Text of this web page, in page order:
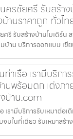
ครชัยศรี รับสร้า
านราคาถูก ทั่วไท
รี รับสร้างบ้านโมเดิร์น
บ้าน บริการออกแบบ เขี
าเรือ เรามีบริกา
นพร้อมตกแต่งภา
บ้าน.com
เรามีบริการรับเหมาต่อเ
บในที่เดียว รับเหมาสร้า